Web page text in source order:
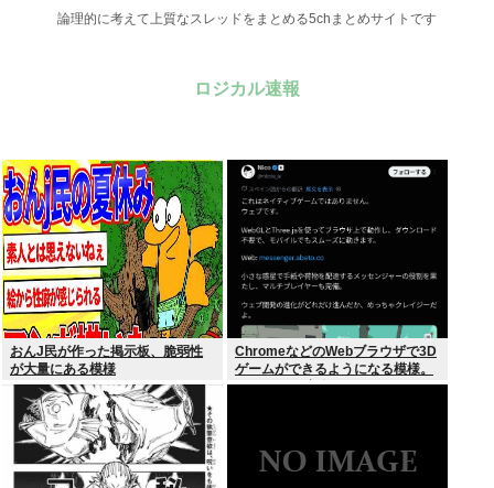
論理的に考えて上質なスレッドをまとめる5chまとめサイトです
ロジカル速報
おんJ民が作った掲示板、脆弱性
が大量にある模様
ChromeなどのWebブラウザで3D
ゲームができるようになる模様。
Windowsは完全不要に